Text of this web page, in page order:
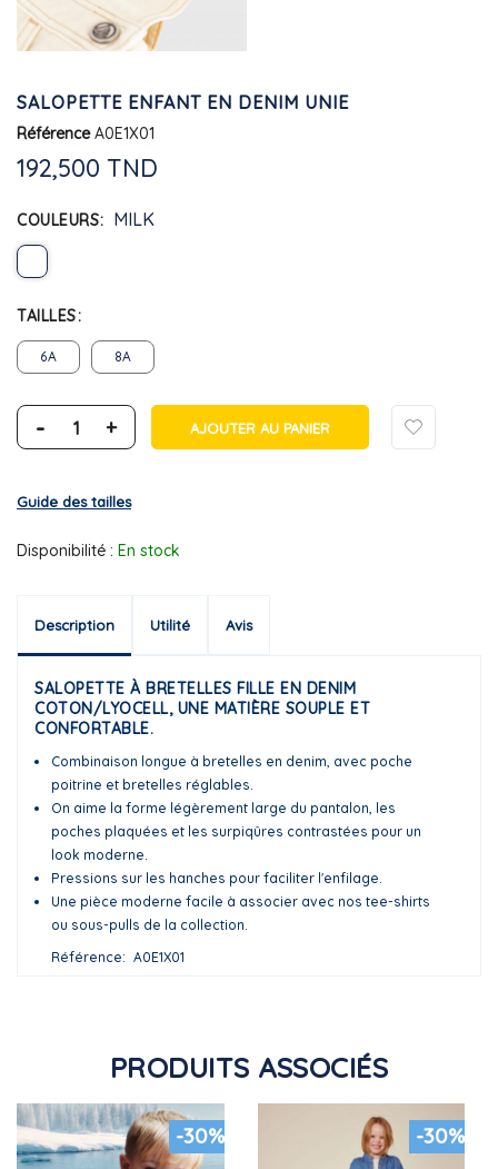
SALOPETTE ENFANT EN DENIM UNIE
Référence A0E1X01
192,500 TND
COULEURS MILK
TAILLES
6A 8A
- + AJOUTER AU PANIER
Guide des tailles
Disponibilité : En stock
Description Utilité Avis
SALOPETTE À BRETELLES FILLE EN DENIM
COTON/LYOCELL, UNE MATIÈRE SOUPLE ET
CONFORTABLE.
Combinaison longue à bretelles en denim, avec poche
poitrine et bretelles réglables.
On aime la forme légèrement large du pantalon, les
poches plaquées et les surpiqûres contrastées pour un
look moderne.
Pressions sur les hanches pour faciliter l'enfilage.
Une pièce moderne facile à associer avec nos tee-shirts
ou sous-pulls de la collection.
Référence
A0E1X01
PRODUITS ASSOCIÉS
-30% -30%